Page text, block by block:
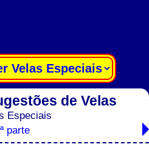
de Velas
Especiais
parte